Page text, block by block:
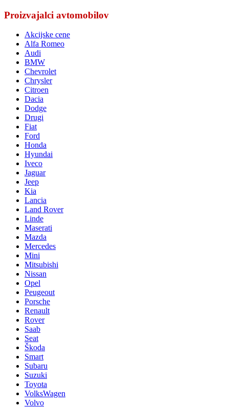
Proizvajalci avtomobilov
Akcijske cene
Alfa Romeo
Audi
BMW
Chevrolet
Chrysler
Citroen
Dacia
Dodge
Drugi
Fiat
Ford
Honda
Hyundai
Iveco
Jaguar
Jeep
Kia
Lancia
Land Rover
Linde
Maserati
Mazda
Mercedes
Mini
Mitsubishi
Nissan
Opel
Peugeout
Porsche
Renault
Rover
Saab
Seat
Škoda
Smart
Subaru
Suzuki
Toyota
VolksWagen
Volvo